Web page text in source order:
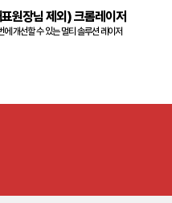
원장님 제외) 크롬레이저
개선할 수 있는 멀티 솔루션 레이저